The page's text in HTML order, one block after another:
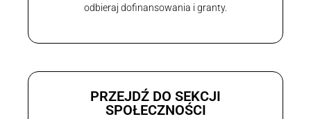
odbieraj dofinansowania i granty.
PRZEJDŹ DO SEKCJI
SPOŁECZNOŚCI